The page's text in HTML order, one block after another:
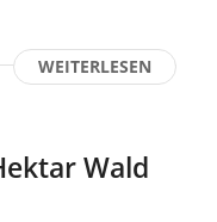
WEITERLESEN
Wald